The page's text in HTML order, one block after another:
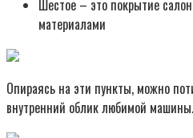
Шестое – это покрытие
материалами
Опираясь на эти пункты, можно
внутренний облик любимой машины.